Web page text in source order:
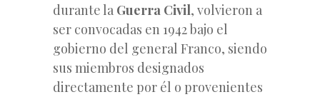
durante la Guerra Civil, volvieron a
ser convocadas en 1942 bajo el
gobierno del general Franco, siendo
sus miembros designados
directamente por él o provenientes